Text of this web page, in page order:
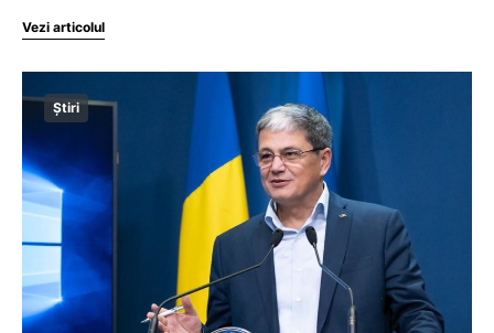
Vezi articolul
Știri